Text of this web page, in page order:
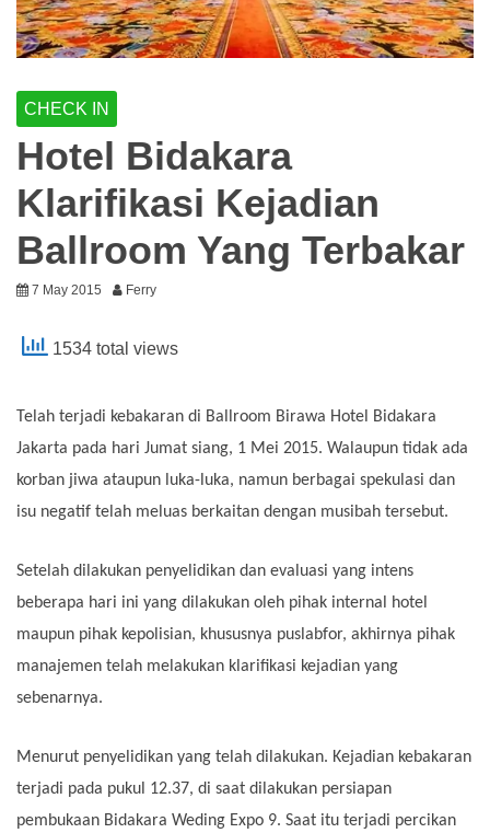
CHECK IN
Hotel Bidakara
Klarifikasi Kejadian
Ballroom Yang Terbakar
7 May 2015 Ferry
1534 total views
Telah terjadi kebakaran di Ballroom Birawa Hotel Bidakara
Jakarta pada hari Jumat siang, 1 Mei 2015. Walaupun tidak ada
korban jiwa ataupun luka-luka, namun berbagai spekulasi dan
isu negatif telah meluas berkaitan dengan musibah tersebut.
Setelah dilakukan penyelidikan dan evaluasi yang intens
beberapa hari ini yang dilakukan oleh pihak internal hotel
maupun pihak kepolisian, khususnya puslabfor, akhirnya pihak
manajemen telah melakukan klarifikasi kejadian yang
sebenarnya.
Menurut penyelidikan yang telah dilakukan. Kejadian kebakaran
terjadi pada pukul 12.37, di saat dilakukan persiapan
pembukaan Bidakara Weding Expo 9. Saat itu terjadi percikan